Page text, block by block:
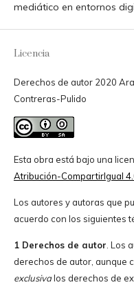
mediático en entornos
Licencia
Derechos de autor 2020
Contreras-Pulido
Esta obra está bajo una
Atribución-CompartirIgual
Los autores y autoras que
acuerdo con los siguientes
1 Derechos de autor. Los
derechos de autor, aunque
exclusivalos derechos de